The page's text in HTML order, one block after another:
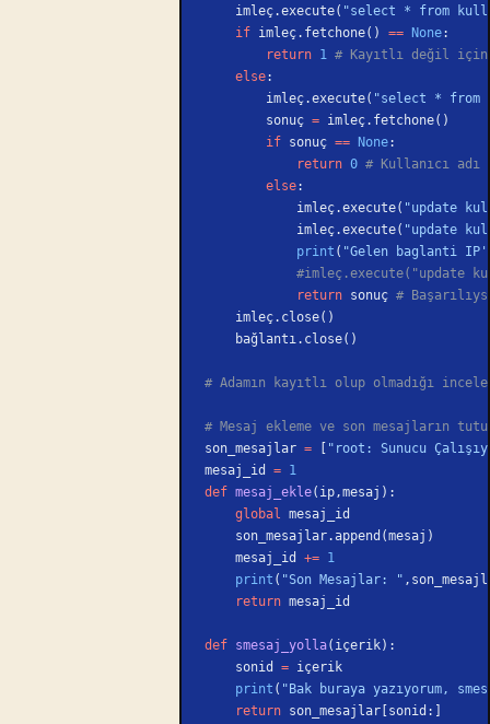
    imleç.execute(
"select * from kull
    if
imleç.fetchone() == None:
        return
1 # Kayıtlı değil için
    else
:
        imleç.execute(
"select * from
        sonuç
= imleç.fetchone()
        if
sonuç == None:
            return
0 # Kullanıcı
        else
:
            imleç.execute(
"update
            imleç.execute(
"update
            print
( "Gelen baglanti
            return
sonuç #
    imleç.close()
    bağlantı.close()
# Adamın kayıtlı olup olmadığı
# Mesaj ekleme ve son mesajların
son_mesajlar = [ "root: Sunucu
mesaj_id = 1
def mesaj_ekle(ip,mesaj):
    global
mesaj_id
    son_mesajlar.append(mesaj)
    mesaj_id
+= 1
    print
( "Son Mesajlar: "
    return
mesaj_id
def smesaj_yolla(içerik):
    sonid
= içerik
    print
( "Bak buraya yazıyorum,
    return
son_mesajlar[sonid:]